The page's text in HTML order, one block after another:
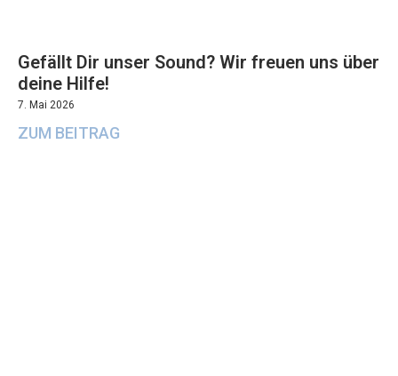
Gefällt Dir unser Sound? Wir freuen uns über
deine Hilfe!
7. Mai 2026
ZUM BEITRAG